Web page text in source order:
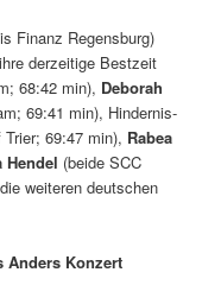
Finanz Regensburg)
derzeitige Bestzeit
68:42 min), Deborah
69:41 min), Hindernis-
69:47 min), Rabea
Hendel (beide SCC
weiteren deutschen
Anders Konzert